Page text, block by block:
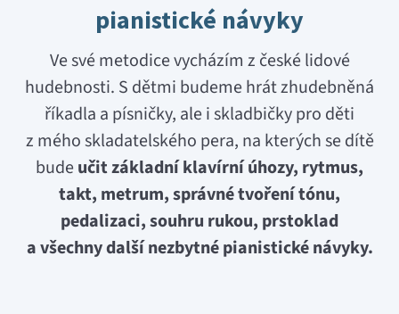
pianistické návyky
Ve své metodice vycházím z české lidové
hudebnosti. S dětmi budeme hrát zhudebněná
říkadla a písničky, ale i skladbičky pro děti
z mého skladatelského pera, na kterých se dítě
budeučit základní klavírní úhozy, rytmus,
takt, metrum, správné tvoření tónu,
pedalizaci, souhru rukou, prstoklad
a všechny další nezbytné pianistické návyky.